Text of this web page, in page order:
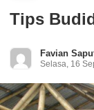
Tips
Favian
Selasa, 16